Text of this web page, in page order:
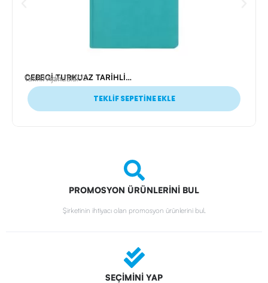
CEBECİ TURKUAZ TARİHLİ AJANDA (17X24 CM)
Ürün Kodu: 19703
Tarihli Ajandalar
TEKLİF SEPETİNE EKLE
PROMOSYON ÜRÜNLERİNİ BUL
Şirketinin ihtiyacı olan promosyon ürünlerini bul.
SEÇİMİNİ YAP